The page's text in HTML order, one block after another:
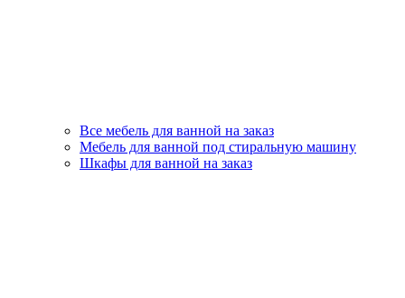
Все мебель для ванной на заказ
Мебель для ванной под стиральную машину
Шкафы для ванной на заказ